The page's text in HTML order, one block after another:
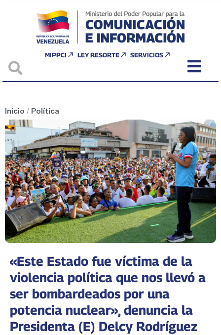
MIPPCI LEY RESORTE SERVICIOS
Inicio / Política
«Este Estado fue víctima de la
violencia política que nos llevó a
ser bombardeados por una
potencia nuclear», denuncia la
Presidenta (E) Delcy Rodríguez